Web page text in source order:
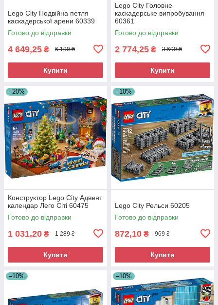
Lego City Подвійна петля
каскадерської арени 60339
Готово до відправки
4 649,25 ₴ 6 199 ₴
Купити
Lego City Головне
каскадерське випробування
60361
Готово до відправки
2 774,25 ₴ 3 699 ₴
Купити
–20%
Конструктор Lego City Адвент
календар Лего Сіті 60475
Готово до відправки
1 031,20 ₴ 1 289 ₴
Купити
–10%
Lego City Рельси 60205
Готово до відправки
872,10 ₴ 969 ₴
Купити
–10% –10%